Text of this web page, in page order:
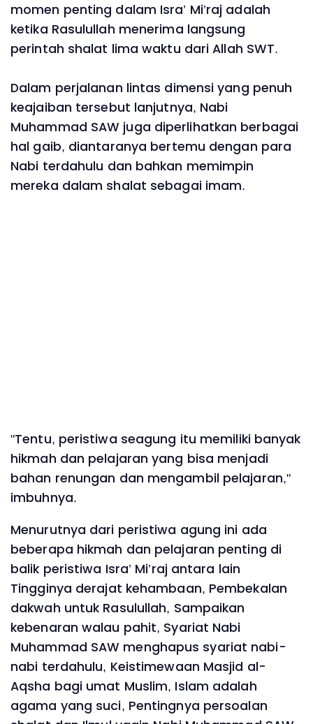
momen penting dalam Isra’ Mi’raj adalah
ketika Rasulullah menerima langsung
perintah shalat lima waktu dari Allah SWT.
Dalam perjalanan lintas dimensi yang penuh
keajaiban tersebut lanjutnya, Nabi
Muhammad SAW juga diperlihatkan berbagai
hal gaib, diantaranya bertemu dengan para
Nabi terdahulu dan bahkan memimpin
mereka dalam shalat sebagai imam.
"Tentu, peristiwa seagung itu memiliki banyak
hikmah dan pelajaran yang bisa menjadi
bahan renungan dan mengambil pelajaran,"
imbuhnya.
Menurutnya dari peristiwa agung ini ada
beberapa hikmah dan pelajaran penting di
balik peristiwa Isra’ Mi’raj antara lain
Tingginya derajat kehambaan, Pembekalan
dakwah untuk Rasulullah, Sampaikan
kebenaran walau pahit, Syariat Nabi
Muhammad SAW menghapus syariat nabi-
nabi terdahulu, Keistimewaan Masjid al-
Aqsha bagi umat Muslim, Islam adalah
agama yang suci, Pentingnya persoalan